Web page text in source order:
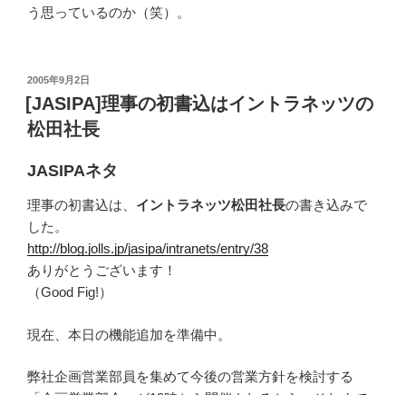
う思っているのか（笑）。
投
稿
日:
2005年9月2日
[JASIPA]理事の初書込はイントラネッツの
松田社長
JASIPAネタ
理事の初書込は、 イントラネッツ松田社長の書き込みで
した。
http://blog.jolls.jp/jasipa/intranets/entry/38
ありがとうございます！
（Good Fig!）
現在、本日の機能追加を準備中。
弊社企画営業部員を集めて今後の営業方針を検討する